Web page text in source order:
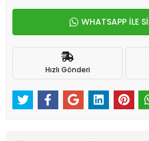
WHATSAPP İLE
Hızlı Gönderi